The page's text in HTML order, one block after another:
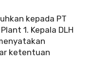
kepada PT
1. Kepala DLH
ketentuan